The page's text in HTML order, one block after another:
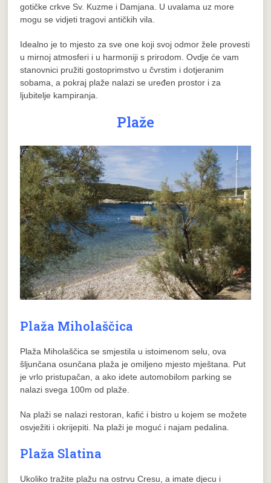
gotičke crkve Sv. Kuzme i Damjana. U uvalama uz more
mogu se vidjeti tragovi antičkih vila.
Idealno je to mjesto za sve one koji svoj odmor žele provesti
u mirnoj atmosferi i u harmoniji s prirodom. Ovdje će vam
stanovnici pružiti gostoprimstvo u čvrstim i dotjeranim
sobama, a pokraj plaže nalazi se uređen prostor i za
ljubitelje kampiranja.
Plaže
Plaža Miholaščica
Plaža Miholaščica se smjestila u istoimenom selu, ova
šljunčana osunčana plaža je omiljeno mjesto mještana. Put
je vrlo pristupačan, a ako idete automobilom parking se
nalazi svega 100m od plaže.
Na plaži se nalazi restoran, kafić i bistro u kojem se možete
osvježiti i okrijepiti. Na plaži je moguć i najam pedalina.
Plaža Slatina
Ukoliko tražite plažu na ostrvu Cresu, a imate djecu i